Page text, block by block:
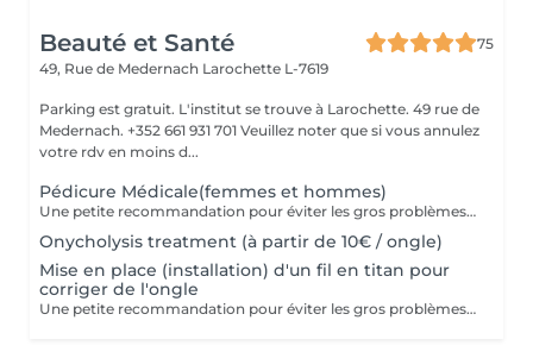
Beauté et Santé
75
49, Rue de Medernach Larochette L-7619
Parking est gratuit. L'institut se trouve à Larochette. 49 rue de
Medernach. +352 661 931 701 Veuillez noter que si vous annulez
votre rdv en moins d...
Pédicure Médicale(femmes et hommes)
Une petite recommandation pour éviter les gros problèmes: 1. Nous corrigeons la longueur des ongles avec une lime à ongles pour ongles naturels au moins une fois par semaine. 2. Nous n'arrondissons, ni ne coupons les coins ! 3. La forme des ongles de pied est un carré mou (ni rond, ni ovale) Pour courir, il vous faut : 1. Choisire des chaussures en tenant compte des nuances de la structure de votre pied! 2. Vérifier systématiquement la longueur des ongles! 3. Consulter un orthopédiste s'il y a des déformations visibles. Dans le cas contraire, courir apportera plus de problèmes que de bien. Prenez soin de votre santé!
Onycholysis treatment (à partir de 10€ / ongle)
Mise en place (installation) d'un fil en titan pour
corriger de l'ongle
Une petite recommandation pour éviter les gros problèmes: 1. Nous corrigeons la longueur des ongles avec une lime à ongles pour ongles naturels au moins une fois par semaine. 2. Nous n'arrondissons, ni ne coupons les coins! 3. La forme des ongles de pied est un carré mou (ni rond, ni ovale)!